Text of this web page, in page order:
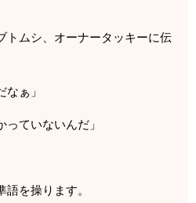
トムシ、オーナータッキーに伝
なぁ」
っていないんだ」
を操ります。